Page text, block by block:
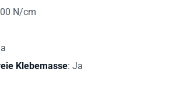
N/cm
Klebemasse: Ja